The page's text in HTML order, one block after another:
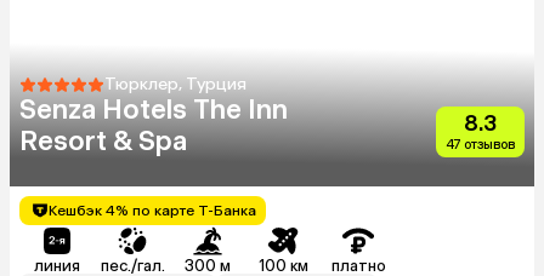
Тюрклер, Турция
Senza Hotels The Inn
Resort & Spa
8.3
47 отзывов
Кешбэк 4% по карте Т-Банка
линия пес./гал. 300 м 100 км платно